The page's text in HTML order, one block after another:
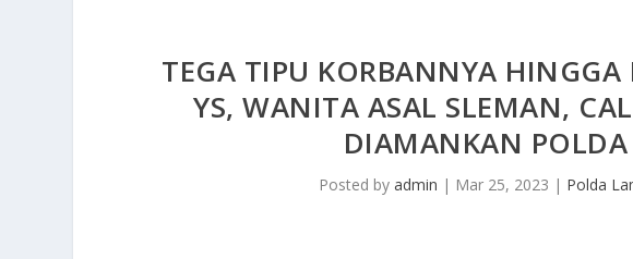
TEGA TIPU KORBANNYA HINGGA
YS, WANITA ASAL SLEMAN,
DIAMANKAN
Posted by admin | Mar 25, 2023 | Polda